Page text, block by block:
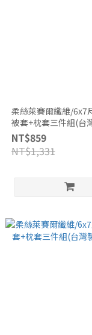
柔絲萊賽爾纖維/6x7
被套+枕套三件組(台
色
NT$859
NT$1,331